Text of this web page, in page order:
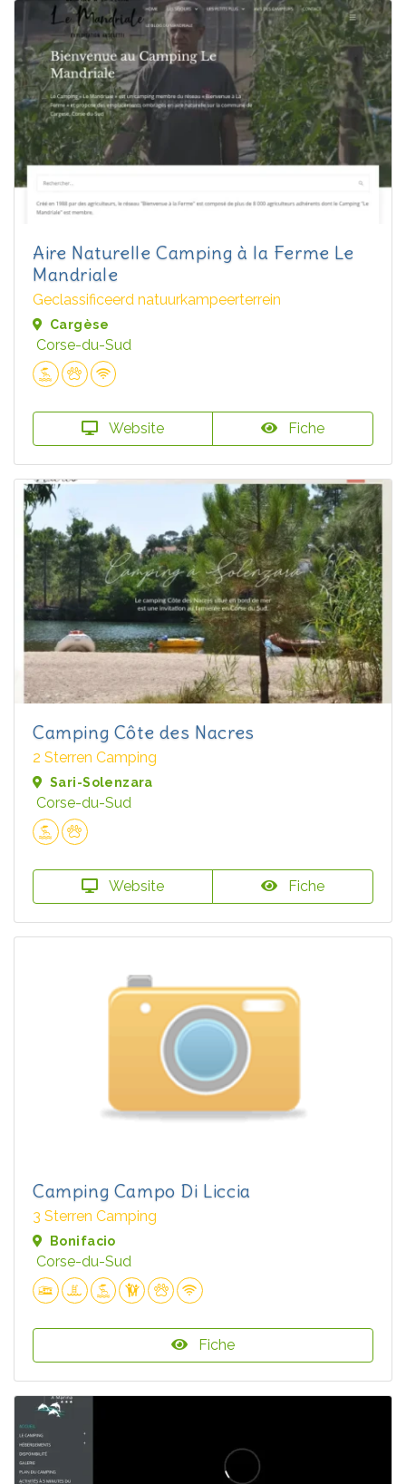
Aire Naturelle Camping à la Ferme Le
Mandriale
Geclassificeerd natuurkampeerterrein
Cargèse
Corse-du-Sud
Website Fiche
Camping Côte des Nacres
2 Sterren Camping
Sari-Solenzara
Corse-du-Sud
Website Fiche
Camping Campo Di Liccia
3 Sterren Camping
Bonifacio
Corse-du-Sud
Fiche